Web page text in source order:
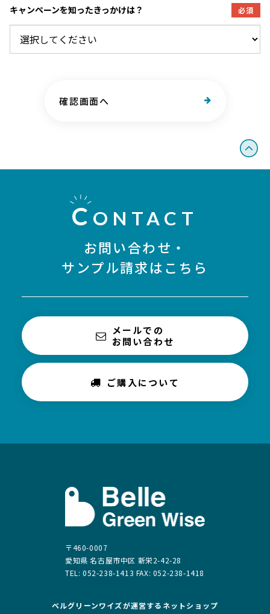
キャンペーンを知ったきっかけは？ 必須
確認画面へ
C ONTACT
お問い合わせ・
サンプル請求はこちら
メールでの
お問い合わせ
ご購入について
〒460-0007
愛知県 名古屋市中区 新栄2-42-28
TEL: 052-238-1413 FAX: 052-238-1418
ベルグリーンワイズが運営する ネットショップ